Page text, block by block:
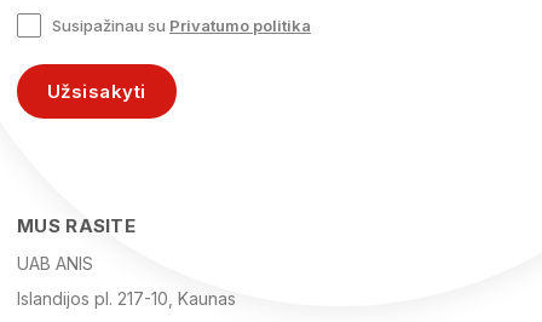
Susipažinau su Privatumo politika
Užsisakyti
MUS RASITE
UAB ANIS
Islandijos pl. 217-10, Kaunas